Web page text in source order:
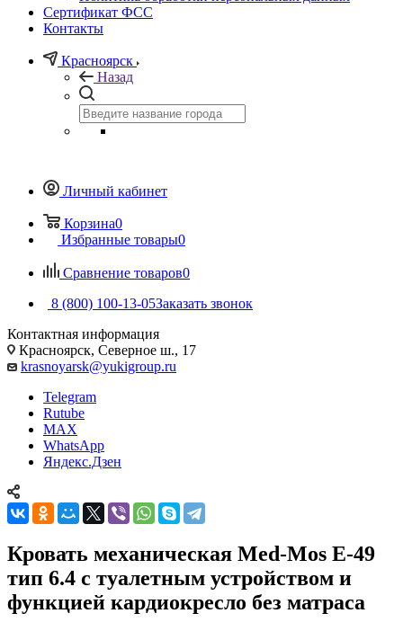
Сертификат ФСС
Контакты
Красноярск
Назад
Личный кабинет
Корзина0
Избранные товары0
Сравнение товаров0
8 (800) 100-13-05Заказать звонок
Контактная информация
Красноярск, Северное ш., 17
krasnoyarsk@yukigroup.ru
Telegram
Rutube
MAX
WhatsApp
Яндекс.Дзен
Кровать механическая Med-Mos Е-49
тип 6.4 с туалетным устройством и
функцией кардиокресло без матраса